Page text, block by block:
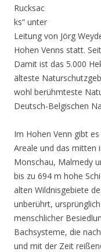
Rucksac
ks“ unter
Leitung von Jörg
Hohen Venns statt.
Damit ist das 5.000
älteste
wohl berühmteste
Deutsch-Belgischen
Im Hohen Venn gibt
Areale und das mitten
Monschau, Malmedy
bis zu 694 m hohe
alten Wildnisgebiete
unberührt,
menschlicher
Bachsysteme, die
und mit der Zeit